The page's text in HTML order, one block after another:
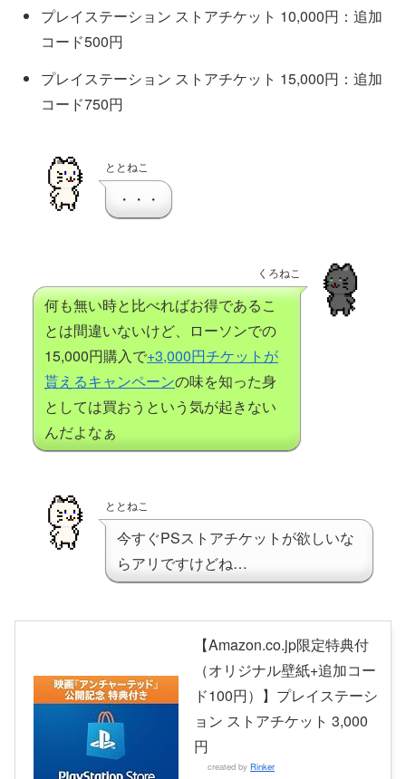
プレイステーション ストアチケット 10,000円：追加
コード500円
プレイステーション ストアチケット 15,000円：追加
コード750円
ととねこ
・・・
くろねこ
何も無い時と比べればお得であるこ
とは間違いないけど、ローソンでの
15,000円購入で+3,000円チケットが
貰えるキャンペーンの味を知った身
としては買おうという気が起きない
んだよなぁ
ととねこ
今すぐPSストアチケットが欲しいな
らアリですけどね…
【Amazon.co.jp限定特典付
（オリジナル壁紙+追加コー
ド100円）】プレイステーシ
ョン ストアチケット 3,000
円
created by Rinker